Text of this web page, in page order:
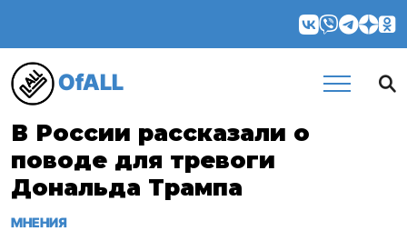
OfALL
В России рассказали о
поводе для тревоги
Дональда Трампа
МНЕНИЯ